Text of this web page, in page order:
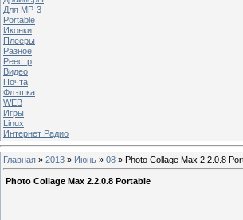
Для MP-3
Portable
Иконки
Плееры
Разное
Реестр
Видео
Почта
Флэшка
WEB
Игры
Linux
Интернет Радио
Главная » 2013 » Июнь » 08 » Photo Collage Max 2.2.0.8
Photo Collage Max 2.2.0.8 Portable